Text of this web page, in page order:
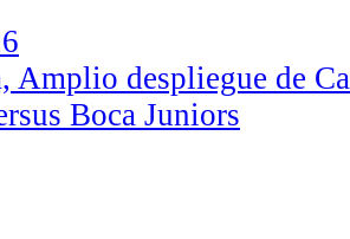
Amplio despliegue de
Boca Juniors